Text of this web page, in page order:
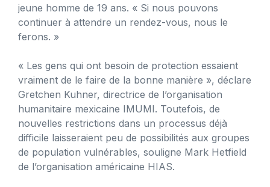
jeune homme de 19 ans. « Si nous pouvons
continuer à attendre un rendez-vous, nous le
ferons. »
« Les gens qui ont besoin de protection essaient
vraiment de le faire de la bonne manière », déclare
Gretchen Kuhner, directrice de l’organisation
humanitaire mexicaine IMUMI. Toutefois, de
nouvelles restrictions dans un processus déjà
difficile laisseraient peu de possibilités aux groupes
de population vulnérables, souligne Mark Hetfield
de l’organisation américaine HIAS.